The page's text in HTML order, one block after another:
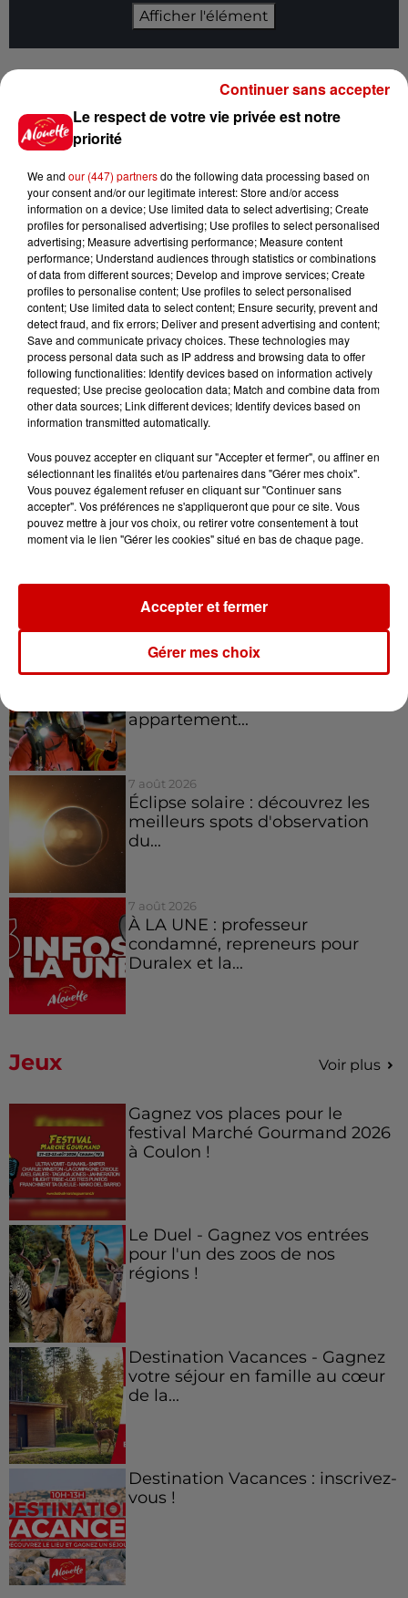
Afficher l'élément
"Charlie, nos chemins resteront liés à jamais par
l’histoire du Vendée Globe. Au-delà de la
compétition,j’ai toujours admiré ta persévérance,
ta capacité à te remettre en question et ta quête
de ton empreinte"a réagit Yannick Bestaven sur
Facebook ce jeudi après-midi.
Pour sa part,Violette Dorange, la benjamine de la
dernière édition,salue ce"génie de la voile"dans
une story postée sur son compte Instagram. .
"C’étaitquelqu’un que j’admirais profondément.
Un génie de la voile: tout le milieu le savait, le
ressentait.Merci de nous avoir tous inspirés", peut-
on lire.
Ce jeudi matin, en annonçant la mort de Charlie
hommages lui seront rendus dans les jours à venir"
Infos Voir plus
7 août 2026
7 août 2026
Limoges : un bébé d'un mois
appartement...
7 août 2026
Éclipse solaire : découvrez les
meilleurs spots d'observation
du...
7 août 2026
À LA UNE : professeur
condamné, repreneurs pour
Duralex et la...
Jeux Voir plus
Gagnez vos places pour le
festival Marché Gourmand 2026
à Coulon !
Le Duel - Gagnez vos entrées
pour l'un des zoos de nos
régions !
Destination Vacances - Gagnez
votre séjour en famille au cœur
de la...
Destination Vacances : inscrivez-
vous !
Le respect de votre vie privée est notre
priorité
We and our (447) partnersdo the following data processing based on
your consent and/or our legitimate interest: Store and/or access
information on a device; Use limited data to select advertising; Create
profiles for personalised advertising; Use profiles to select personalised
advertising; Measure advertising performance; Measure content
performance; Understand audiences through statistics or combinations
of data from different sources; Develop and improve services; Create
profiles to personalise content; Use profiles to select personalised
content; Use limited data to select content; Ensure security, prevent and
detect fraud, and fix errors; Deliver and present advertising and content;
Save and communicate privacy choices. These technologies may
process personal data such as IP address and browsing data to offer
following functionalities: Identify devices based on information actively
requested; Use precise geolocation data; Match and combine data from
other data sources; Link different devices; Identify devices based on
information transmitted automatically.
Vous pouvez accepter en cliquant sur "Accepter et fermer", ou affiner en
sélectionnant les finalités et/ou partenaires dans "Gérer mes choix".
Vous pouvez également refuser en cliquant sur "Continuer sans
accepter". Vos préférences ne s'appliqueront que pour ce site. Vous
pouvez mettre à jour vos choix, ou retirer votre consentement à tout
moment via le lien "Gérer les cookies" situé en bas de chaque page.
Gérer mes choix
Accepter et fermer
Continuer sans accepter